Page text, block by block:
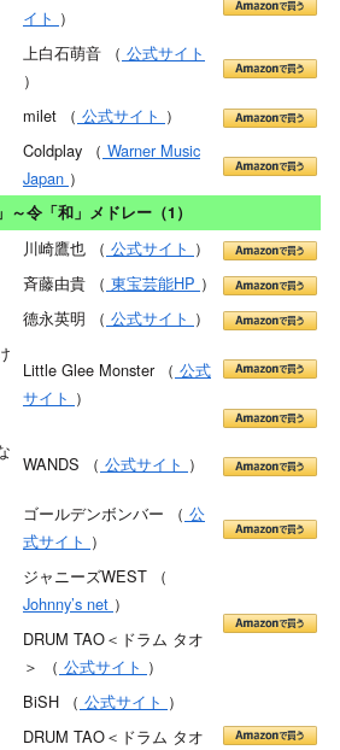
イト ）
上白石萌音 （ 公式サイト
）
milet （ 公式サイト ）
Coldplay （ Warner Music
Japan ）
～令「和」メドレー（1）
川崎鷹也 （ 公式サイト ）
斉藤由貴 （ 東宝芸能HP ）
德永英明 （ 公式サイト ）
Little Glee Monster （ 公式
サイト ）
WANDS （ 公式サイト ）
ゴールデンボンバー （ 公
式サイト ）
ジャニーズWEST （
Johnny’s net ）
DRUM TAO＜ドラム タオ
＞ （ 公式サイト ）
BiSH （ 公式サイト ）
DRUM TAO＜ドラム タオ